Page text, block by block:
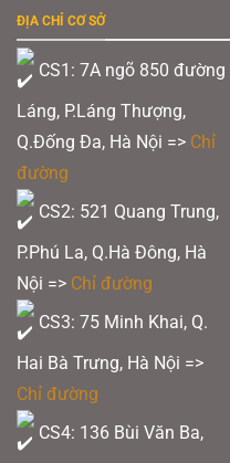
ĐỊA CHỈ CƠ SỞ
CS1: 7A ngõ 850 đường
Láng, P.Láng Thượng,
Q.Đống Đa, Hà Nội => Chỉ
đường
CS2: 521 Quang Trung,
P.Phú La, Q.Hà Đông, Hà
Nội => Chỉ đường
CS3: 75 Minh Khai, Q.
Hai Bà Trưng, Hà Nội =>
Chỉ đường
CS4: 136 Bùi Văn Ba,